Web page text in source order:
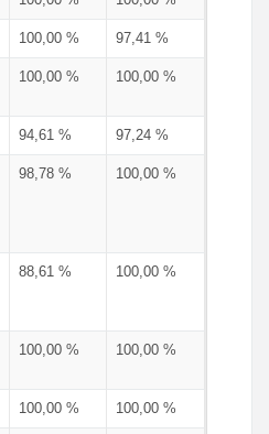
100,00 % 97,41 %
100,00 % 100,00 %
94,61 % 97,24 %
98,78 % 100,00 %
88,61 % 100,00 %
100,00 % 100,00 %
100,00 % 100,00 %